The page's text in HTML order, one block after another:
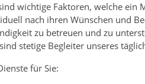
wichtige Faktoren, welche ein
nach ihren Wünschen und
zu betreuen und zu
stetige Begleiter unseres
für Sie: